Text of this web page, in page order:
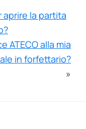
aprire la partita
ATECO alla mia
in forfettario?
»